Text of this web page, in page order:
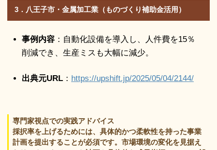
3．八王子市・金属加工業（ものづくり補助金活用）
事例内容 ：自動化設備を導入し、人件費を15％
削減でき、生産ミスも大幅に減少。
出典元URL ： https://upshift.jp/2025/05/04/2144/
専門家視点での実践アドバイス
採択率を上げるためには、具体的かつ柔軟性を持った事業
計画を提出することが必須です。市場環境の変化を見据え